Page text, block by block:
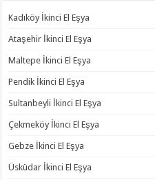
Kadıköy İkinci El Eşya
Ataşehir İkinci El Eşya
Maltepe İkinci El Eşya
Pendik İkinci El Eşya
Sultanbeyli İkinci El Eşya
Çekmeköy İkinci El Eşya
Gebze İkinci El Eşya
Üsküdar İkinci El Eşya